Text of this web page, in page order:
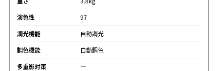
演色性
97
調光機能
自動調光
調色機能
自動調色
多重影対策
―